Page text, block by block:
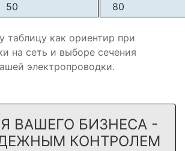
50 80
таблицу как ориентир при
на сеть и выборе сечения
электропроводки.
ВАШЕГО БИЗНЕСА -
КОНТРОЛЕМ